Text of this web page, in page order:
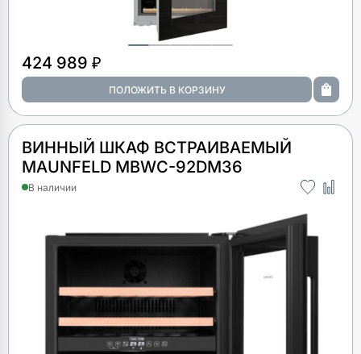
424 989 ₽
ВИННЫЙ ШКАФ ВСТРАИВАЕМЫЙ
MAUNFELD MBWC-92DM36
В наличии